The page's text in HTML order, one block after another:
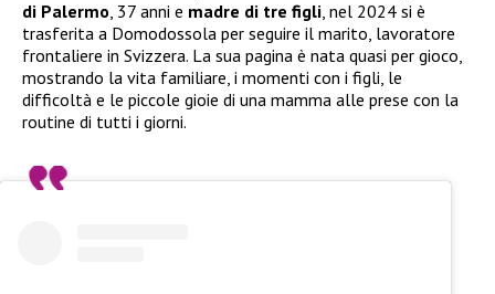
di Palermo, 37 anni e madre di tre figli, nel 2024 si è
trasferita a Domodossola per seguire il marito, lavoratore
frontaliere in Svizzera. La sua pagina è nata quasi per gioco,
mostrando la vita familiare, i momenti con i figli, le
difficoltà e le piccole gioie di una mamma alle prese con la
routine di tutti i giorni.